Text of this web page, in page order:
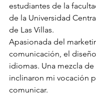
estudiantes de la
de la Universidad
de Las Villas.
Apasionada del
comunicación, el
idiomas. Una mezcla
inclinaron mi vocación
comunicar.